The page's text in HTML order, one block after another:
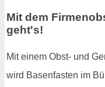
Mit dem
geht's!
Mit einem Obst- und
wird Basenfasten im